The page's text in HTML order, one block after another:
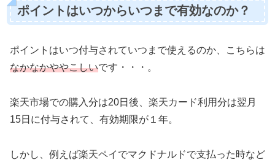
ポイントはいつからいつまで有効なのか？
ポイントはいつ付与されていつまで使えるのか、こちらは
なかなかややこしいです・・・。
楽天市場での購入分は20日後、楽天カード利用分は翌月
15日に付与されて、有効期限が１年。
しかし、例えば楽天ペイでマクドナルドで支払った時など